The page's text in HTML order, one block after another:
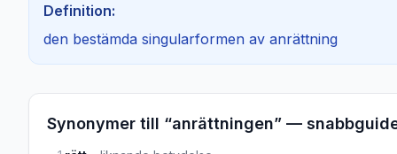
Definition:
den bestämda singularformen av anrättning
Synonymer till “anrättningen” —